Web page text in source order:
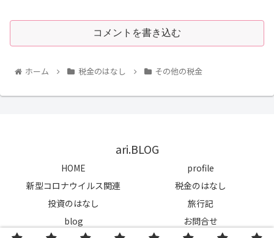
コメントを書き込む
ホーム 税金のはなし その他の税金
ari.BLOG
HOME
profile
新型コロナウイルス関連
税金のはなし
投資のはなし
旅行記
blog
お問合せ